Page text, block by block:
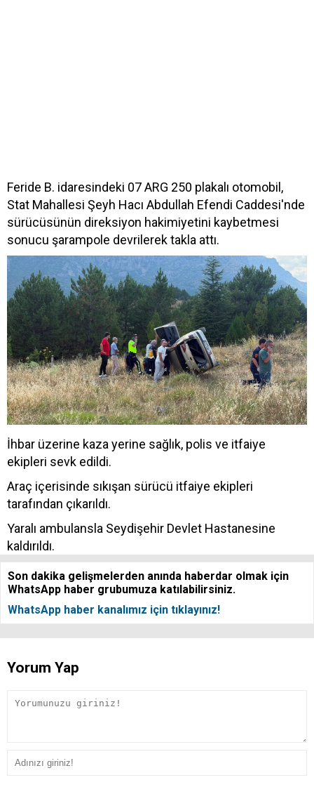
Feride B. idaresindeki 07 ARG 250 plakalı otomobil,
Stat Mahallesi Şeyh Hacı Abdullah Efendi Caddesi'nde
sürücüsünün direksiyon hakimiyetini kaybetmesi
sonucu şarampole devrilerek takla attı.
İhbar üzerine kaza yerine sağlık, polis ve itfaiye
ekipleri sevk edildi.
Araç içerisinde sıkışan sürücü itfaiye ekipleri
tarafından çıkarıldı.
Yaralı ambulansla Seydişehir Devlet Hastanesine
kaldırıldı.
Son dakika gelişmelerden anında haberdar olmak için
WhatsApp haber grubumuza katılabilirsiniz.
WhatsApp haber kanalımız için tıklayınız!
Yorum Yap